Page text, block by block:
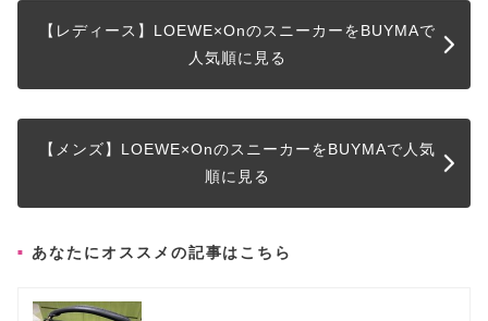
【レディース】LOEWE×OnのスニーカーをBUYMAで
人気順に見る
【メンズ】LOEWE×OnのスニーカーをBUYMAで人気
順に見る
あなたにオススメの記事はこちら